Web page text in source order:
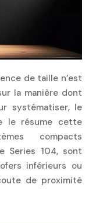
de taille n’est
la manière dont
systématiser, le
le résume cette
compacts
Series 104, sont
inférieurs ou
de proximité